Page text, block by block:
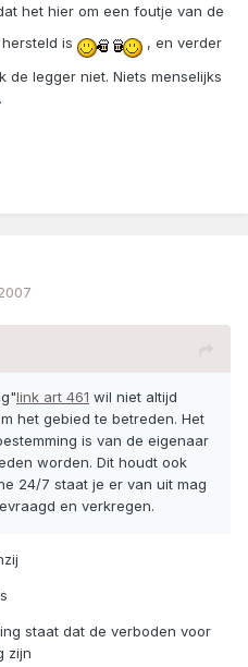
het hier om een foutje van de
is
, en verder
de legger niet. Niets menselijks
link art 461 wil niet altijd
het gebied te betreden. Het
is van de eigenaar
worden. Dit houdt ook
24/7 staat je er van uit mag
en verkregen.
staat dat de verboden voor
zijn